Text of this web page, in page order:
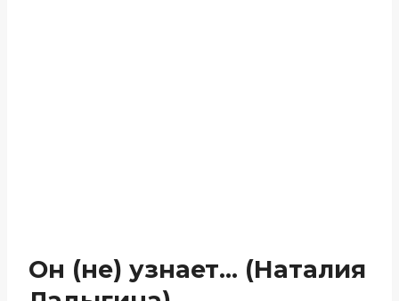
Он (не) узнает… (Наталия